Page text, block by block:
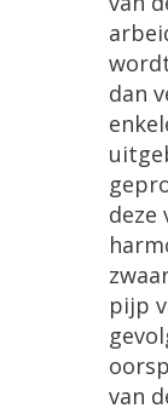
dan
deze
pijp
van